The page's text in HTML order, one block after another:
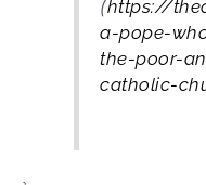
(https://
a-pope-
the-poor-
catholic-